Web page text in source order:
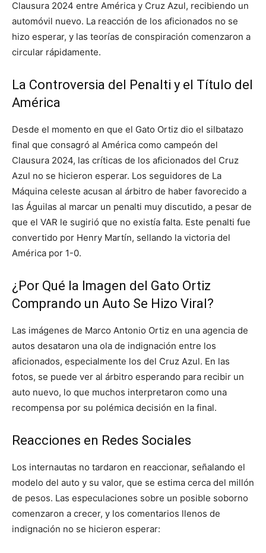
Clausura 2024 entre América y Cruz Azul, recibiendo un
automóvil nuevo. La reacción de los aficionados no se
hizo esperar, y las teorías de conspiración comenzaron a
circular rápidamente.
La Controversia del Penalti y el Título del
América
Desde el momento en que el Gato Ortiz dio el silbatazo
final que consagró al América como campeón del
Clausura 2024, las críticas de los aficionados del Cruz
Azul no se hicieron esperar. Los seguidores de La
Máquina celeste acusan al árbitro de haber favorecido a
las Águilas al marcar un penalti muy discutido, a pesar de
que el VAR le sugirió que no existía falta. Este penalti fue
convertido por Henry Martín, sellando la victoria del
América por 1-0.
¿Por Qué la Imagen del Gato Ortiz
Comprando un Auto Se Hizo Viral?
Las imágenes de Marco Antonio Ortiz en una agencia de
autos desataron una ola de indignación entre los
aficionados, especialmente los del Cruz Azul. En las
fotos, se puede ver al árbitro esperando para recibir un
auto nuevo, lo que muchos interpretaron como una
recompensa por su polémica decisión en la final.
Reacciones en Redes Sociales
Los internautas no tardaron en reaccionar, señalando el
modelo del auto y su valor, que se estima cerca del millón
de pesos. Las especulaciones sobre un posible soborno
comenzaron a crecer, y los comentarios llenos de
indignación no se hicieron esperar: